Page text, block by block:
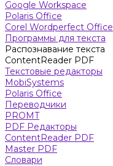
Google Workspace
Polaris Office
Corel Wordperfect Office
Программы для текста
Распознавание текста
ContentReader PDF
Текстовые редакторы
MobiSystems
Polaris Office
Переводчики
PROMT
PDF Редакторы
ContentReader PDF
Master PDF
Словари